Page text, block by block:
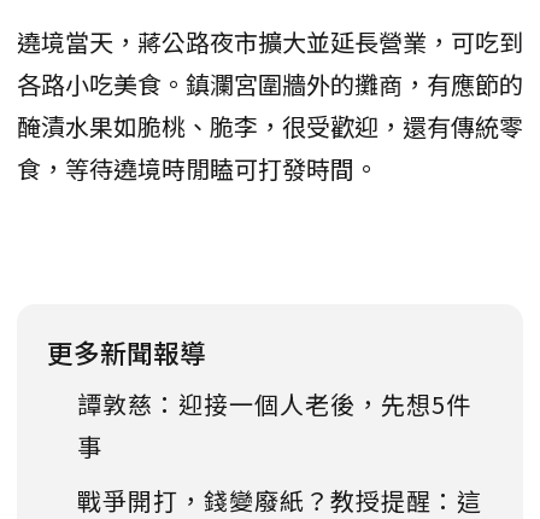
遶境當天，蔣公路夜市擴大並延長營業，可吃到
各路小吃美食。鎮瀾宮圍牆外的攤商，有應節的
醃漬水果如脆桃、脆李，很受歡迎，還有傳統零
食，等待遶境時閒瞌可打發時間。
更多新聞報導
譚敦慈：迎接一個人老後，先想5件
事
戰爭開打，錢變廢紙？教授提醒：這